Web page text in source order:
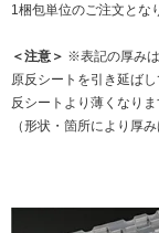
1梱包単位のご注文とな
＜注意＞ ※表記の厚みは
原反シートを引き延ば
反シートより薄くなりま
（形状・箇所により厚